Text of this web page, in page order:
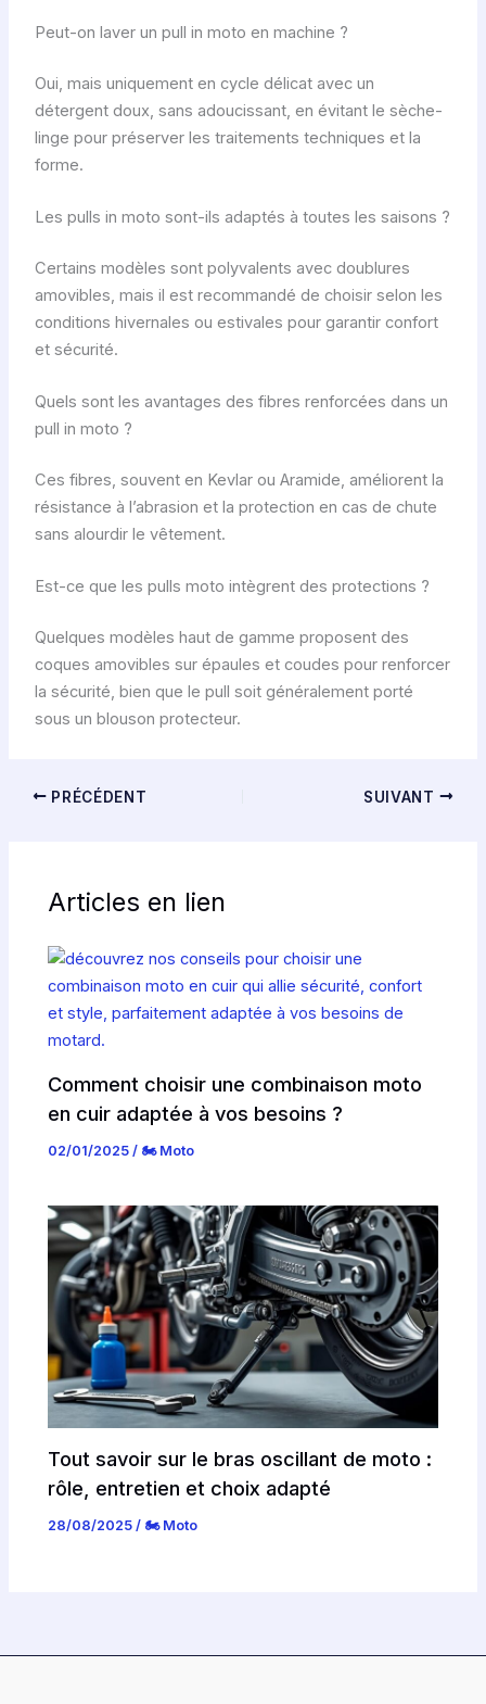
Peut-on laver un pull in moto en machine ?
Oui, mais uniquement en cycle délicat avec un
détergent doux, sans adoucissant, en évitant le sèche-
linge pour préserver les traitements techniques et la
forme.
Les pulls in moto sont-ils adaptés à toutes les saisons ?
Certains modèles sont polyvalents avec doublures
amovibles, mais il est recommandé de choisir selon les
conditions hivernales ou estivales pour garantir confort
et sécurité.
Quels sont les avantages des fibres renforcées dans un
pull in moto ?
Ces fibres, souvent en Kevlar ou Aramide, améliorent la
résistance à l’abrasion et la protection en cas de chute
sans alourdir le vêtement.
Est-ce que les pulls moto intègrent des protections ?
Quelques modèles haut de gamme proposent des
coques amovibles sur épaules et coudes pour renforcer
la sécurité, bien que le pull soit généralement porté
sous un blouson protecteur.
PRÉCÉDENT SUIVANT
Articles en lien
Comment choisir une combinaison moto
en cuir adaptée à vos besoins ?
02/01/2025/ 🏍️ Moto
Tout savoir sur le bras oscillant de moto :
rôle, entretien et choix adapté
28/08/2025/ 🏍️ Moto